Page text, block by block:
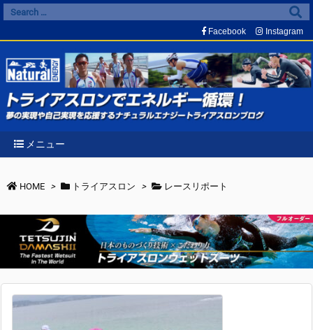
メニュー
Facebook Instagram
HOME > トライアスロン > レースリポート